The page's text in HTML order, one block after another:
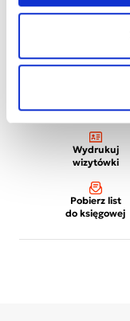
Wydrukuj
wizytówki
Pobierz list
do księgowej